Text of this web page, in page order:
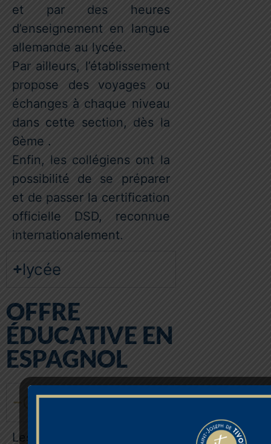
et par des heures
d’enseignement en langue
allemande au lycée.
Par ailleurs, l’établissement
propose des voyages ou
échanges à chaque niveau
dans cette section, dès la
6ème .
Enfin, les collégiens ont la
possibilité de se préparer
et de passer la certification
officielle DSD, reconnue
internationalement.
lycée
OFFRE
ÉDUCATIVE EN
ESPAGNOL
Collège
Les élèves découvrent